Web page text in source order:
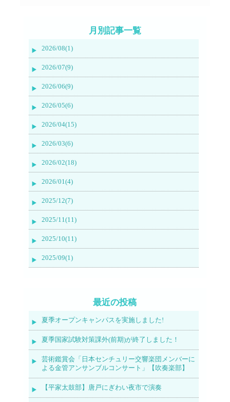
月別記事一覧
2026/08(1)
2026/07(9)
2026/06(9)
2026/05(6)
2026/04(15)
2026/03(6)
2026/02(18)
2026/01(4)
2025/12(7)
2025/11(11)
2025/10(11)
2025/09(1)
最近の投稿
夏季オープンキャンパスを実施しました!
夏季国家試験対策課外(前期)が終了しました！
芸術鑑賞会「日本センチュリー交響楽団メンバーに
よる金管アンサンブルコンサート」【吹奏楽部】
【平家太鼓部】唐戸にぎわい夜市で演奏